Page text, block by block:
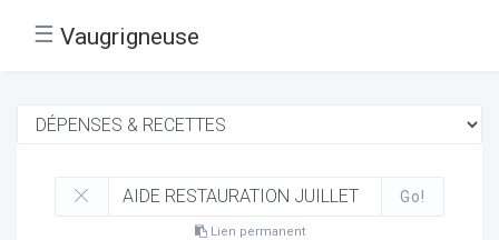
☰ Vaugrigneuse
Go!
Lien permanent